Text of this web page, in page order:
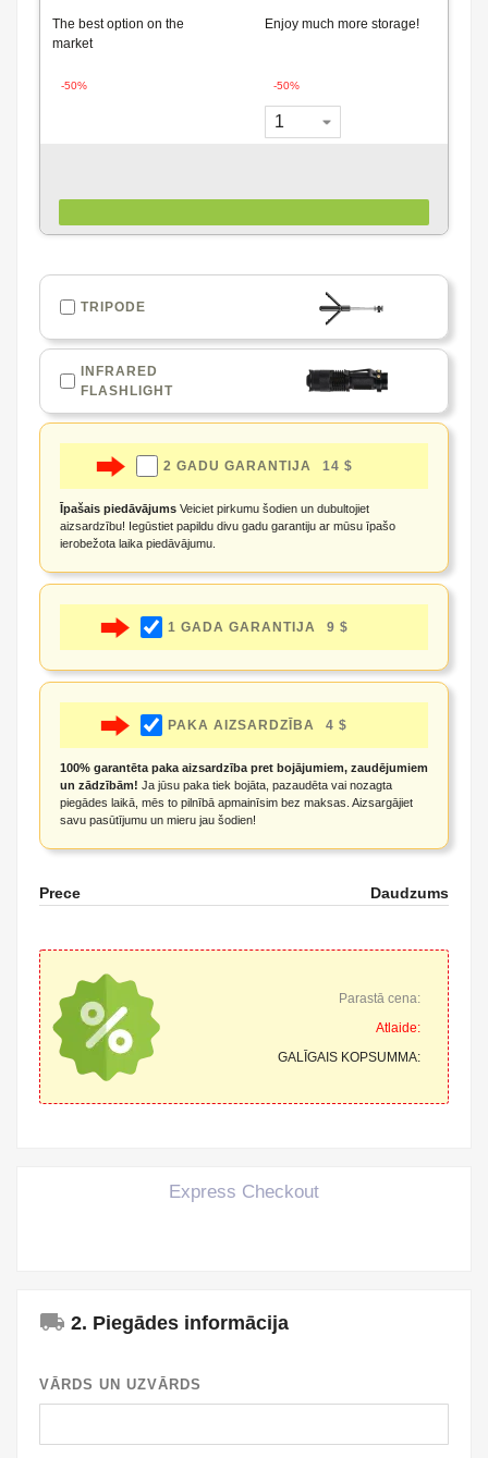
The best option on the
market
-50%
Enjoy much more storage!
-50%
TRIPODE
INFRARED
FLASHLIGHT
2 GADU GARANTIJA 14 $
Īpašais piedāvājums Veiciet pirkumu šodien un dubultojiet
aizsardzību! Iegūstiet papildu divu gadu garantiju ar mūsu īpašo
ierobežota laika piedāvājumu.
1 GADA GARANTIJA 9 $
PAKA AIZSARDZĪBA 4 $
100% garantēta paka aizsardzība pret bojājumiem, zaudējumiem
un zādzībām! Ja jūsu paka tiek bojāta, pazaudēta vai nozagta
piegādes laikā, mēs to pilnībā apmainīsim bez maksas. Aizsargājiet
savu pasūtījumu un mieru jau šodien!
Prece Daudzums
Parastā cena:
Atlaide:
GALĪGAIS KOPSUMMA:
Express Checkout
local_shipping 2. Piegādes informācija
VĀRDS UN UZVĀRDS